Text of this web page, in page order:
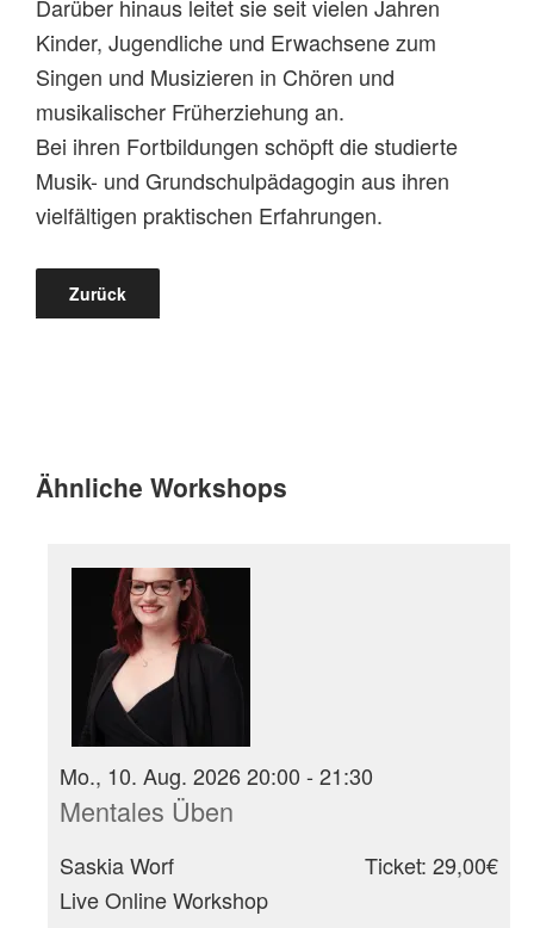
Darüber hinaus leitet sie seit vielen Jahren
Kinder, Jugendliche und Erwachsene zum
Singen und Musizieren in Chören und
musikalischer Früherziehung an.
Bei ihren Fortbildungen schöpft die studierte
Musik- und Grundschulpädagogin aus ihren
vielfältigen praktischen Erfahrungen.
Zurück
Ähnliche Workshops
Mo., 10. Aug. 2026 20:00 - 21:30
Mentales Üben
Saskia Worf
Live Online Workshop
Ticket: 29,00€